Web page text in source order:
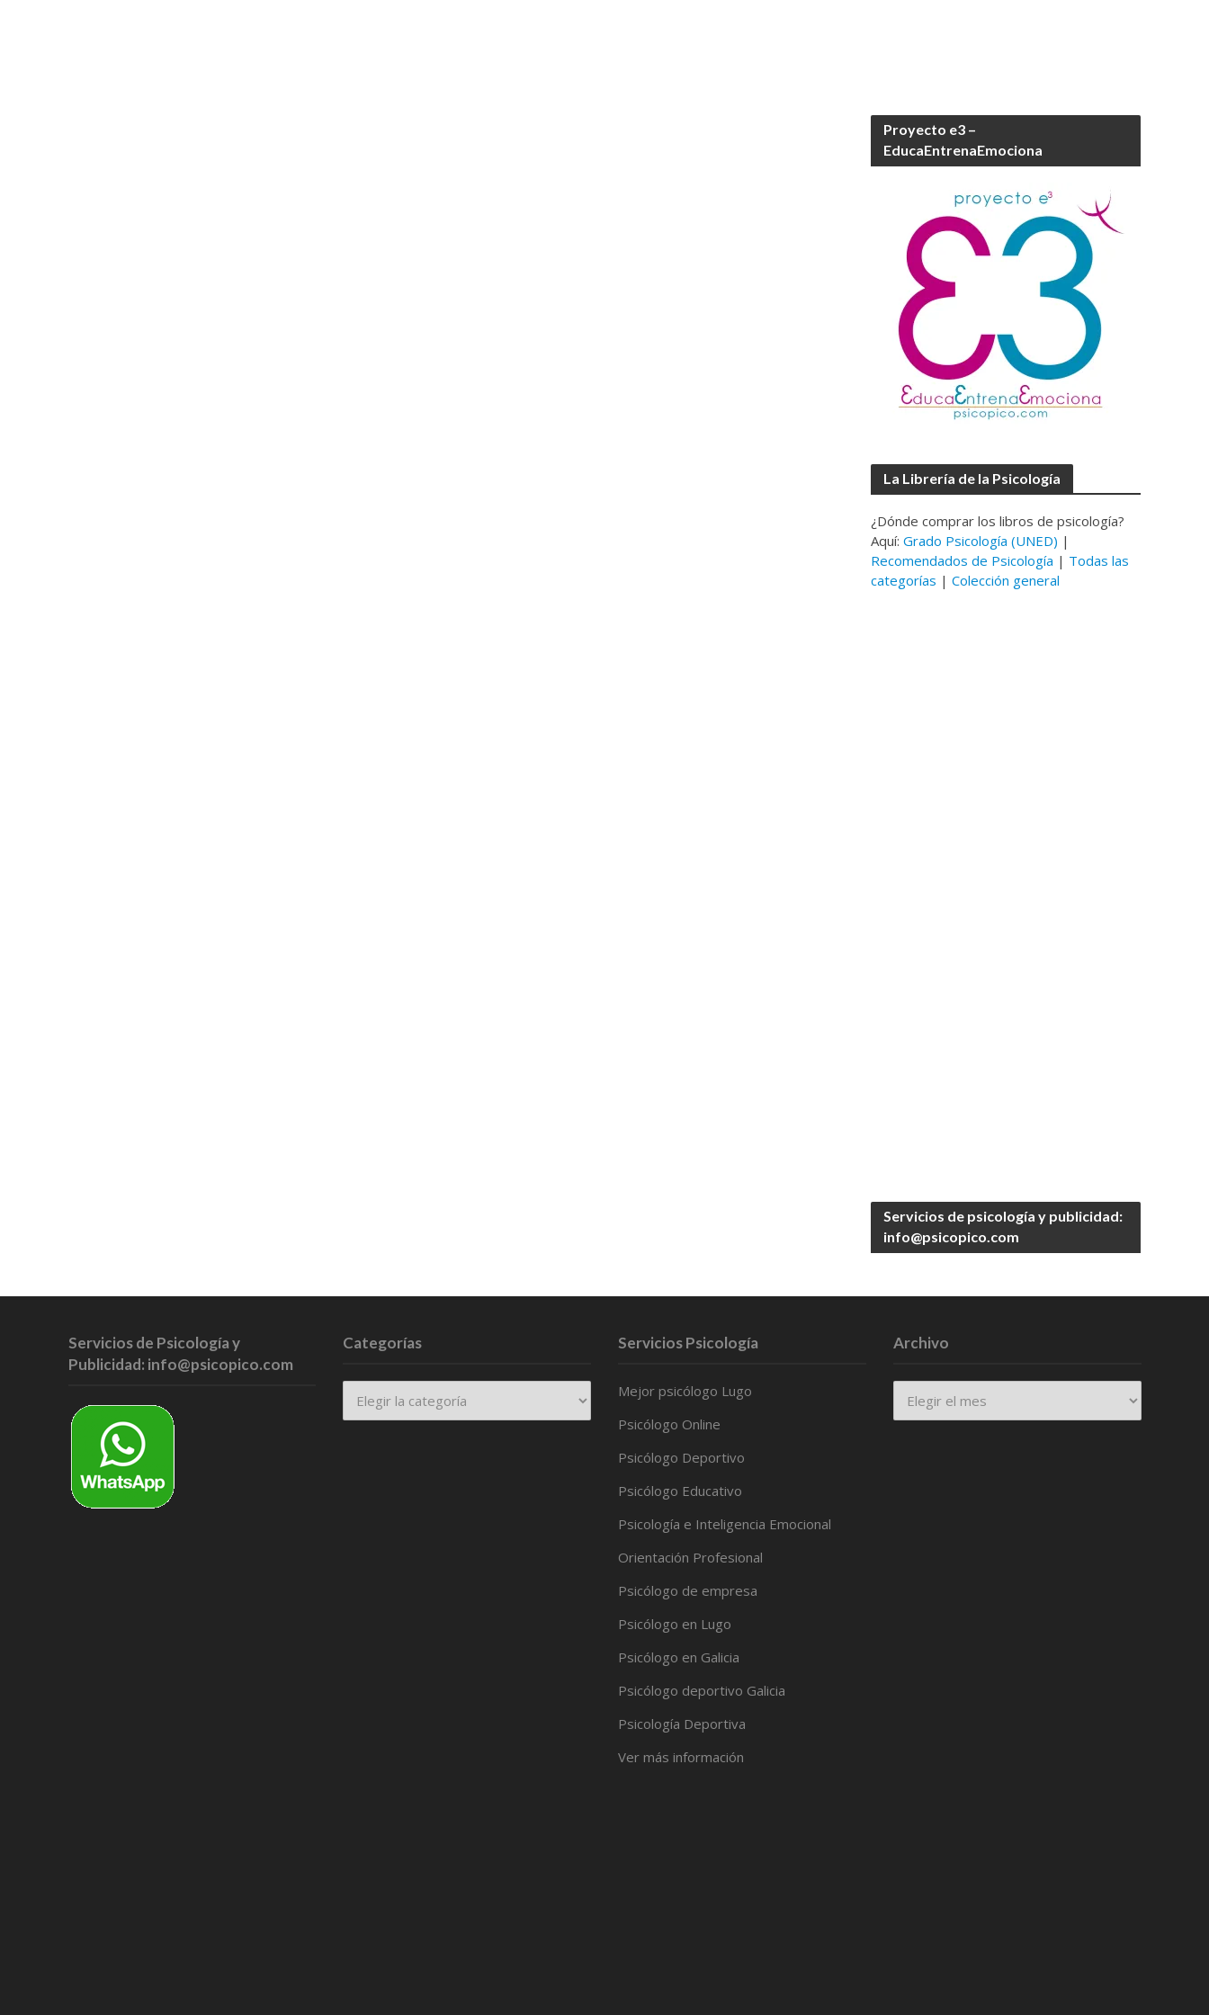
Proyecto e3 –
EducaEntrenaEmociona
La Librería de la Psicología
¿Dónde comprar los libros de psicología?
Aquí:Grado Psicología (UNED) |
Recomendados de Psicología | Todas las
categorías |Colección general
Servicios de psicología y publicidad:
info@psicopico.com
Servicios de Psicología y
Publicidad: info@psicopico.com
Categorías Servicios Psicología
Mejor psicólogo Lugo
Psicólogo Online
Psicólogo Deportivo
Psicólogo Educativo
Psicología e Inteligencia Emocional
Orientación Profesional
Psicólogo de empresa
Psicólogo en Lugo
Psicólogo en Galicia
Psicólogo deportivo Galicia
Psicología Deportiva
Ver más información
Archivo